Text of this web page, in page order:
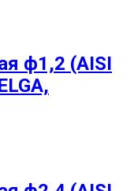
ф1,2 (AISI